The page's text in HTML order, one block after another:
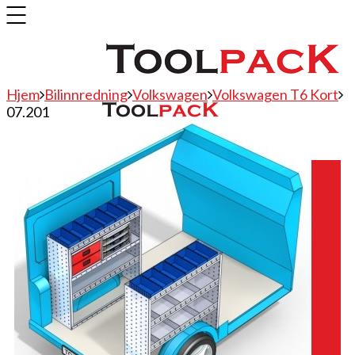
Citroen
Fiat
Hyundai
Isuzu
Mercedes
Mitsubishi
Nissan
Hjem Bilinnredning Volkswagen Volkswagen T6 Kort
07.201